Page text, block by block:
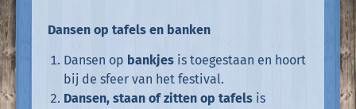
Dansen op tafels en banken
Dansen op bankjes is toegestaan en hoort
bij de sfeer van het festival.
Dansen, staan of zitten op tafels is